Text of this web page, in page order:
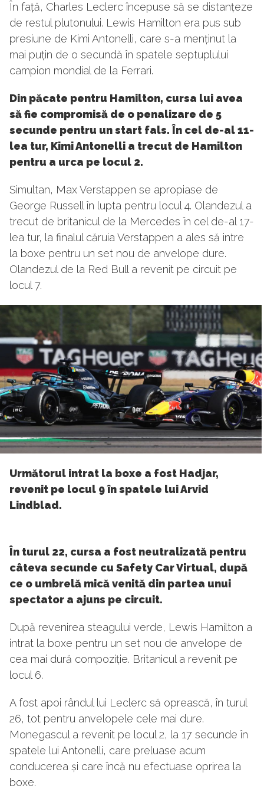
În față, Charles Leclerc începuse să se distanțeze
de restul plutonului. Lewis Hamilton era pus sub
presiune de Kimi Antonelli, care s-a menținut la
mai puțin de o secundă în spatele septuplului
campion mondial de la Ferrari.
Din păcate pentru Hamilton, cursa lui avea
să fie compromisă de o penalizare de 5
secunde pentru un start fals. În cel de-al 11-
lea tur, Kimi Antonelli a trecut de Hamilton
pentru a urca pe locul 2.
Simultan, Max Verstappen se apropiase de
George Russell în lupta pentru locul 4. Olandezul a
trecut de britanicul de la Mercedes în cel de-al 17-
lea tur, la finalul căruia Verstappen a ales să intre
la boxe pentru un set nou de anvelope dure.
Olandezul de la Red Bull a revenit pe circuit pe
locul 7.
Următorul intrat la boxe a fost Hadjar,
revenit pe locul 9 în spatele lui Arvid
Lindblad.
În turul 22, cursa a fost neutralizată pentru
câteva secunde cu Safety Car Virtual, după
ce o umbrelă mică venită din partea unui
spectator a ajuns pe circuit.
După revenirea steagului verde, Lewis Hamilton a
intrat la boxe pentru un set nou de anvelope de
cea mai dură compoziție. Britanicul a revenit pe
locul 6.
A fost apoi rândul lui Leclerc să oprească, în turul
26, tot pentru anvelopele cele mai dure.
Monegascul a revenit pe locul 2, la 17 secunde în
spatele lui Antonelli, care preluase acum
conducerea și care încă nu efectuase oprirea la
boxe.